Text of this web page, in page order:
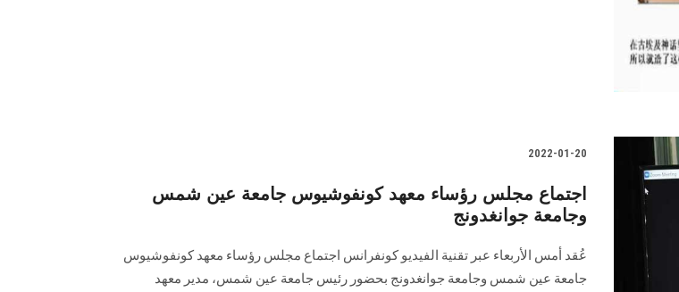
2022-01-20
اجتماع مجلس رؤساء معهد كونفوشيوس جامعة عين شمس
وجامعة جوانغدونج
عُقد أمس الأربعاء عبر تقنية الفيديو كونفرانس اجتماع مجلس رؤساء معهد كونفوشيوس
جامعة عين شمس وجامعة جوانغدونج بحضور رئيس جامعة عين شمس، مدير معهد